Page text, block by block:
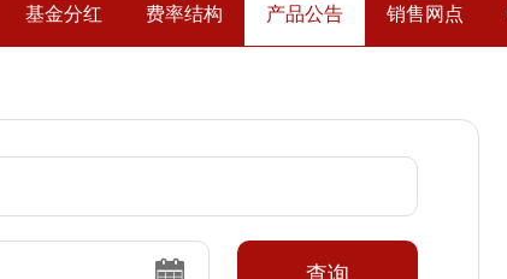
基金分红 费率结构 产品公告 销售网点